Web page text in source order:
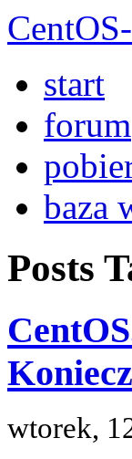
start
forum
baza
Posts
wtorek,